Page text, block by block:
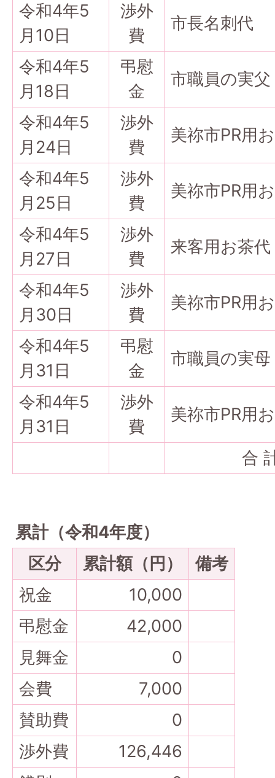
令和4年5
月10日
渉外
費
市長名刺代
令和4年5
月18日
弔慰
金
市職員の実父
令和4年5
月24日
渉外
費
美祢市PR用
令和4年5
月25日
渉外
費
美祢市PR用
令和4年5
月27日
渉外
費
来客用お茶代
令和4年5
月30日
渉外
費
美祢市PR用
令和4年5
月31日
弔慰
金
市職員の実母
令和4年5
月31日
渉外
費
美祢市PR用
合
累計（令和4年度）
区分
累計額（円）
備考
祝金
10,000
弔慰金
42,000
見舞金
0
会費
7,000
賛助費
0
渉外費
126,446